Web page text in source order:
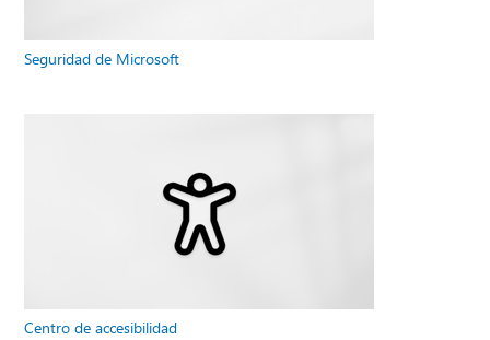
Seguridad de Microsoft
Centro de accesibilidad